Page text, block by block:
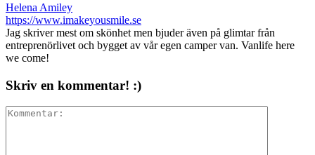
Helena Amiley
https://www.imakeyousmile.se
Jag skriver mest om skönhet men bjuder även på glimtar från
entreprenörlivet och bygget av vår egen camper van. Vanlife here
we come!
Skriv en kommentar! :)